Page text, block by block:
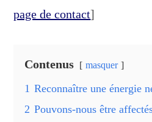
page de contact]
Contenus masquer
1 Reconnaître une énergie
2 Pouvons-nous être